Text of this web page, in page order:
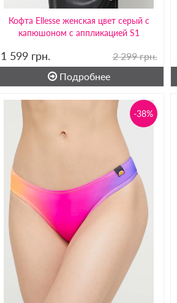
Кофта Ellesse женская цвет серый с
капюшоном с аппликацией S1
1 599 грн.
2 299 грн.
Подробнее
-38%